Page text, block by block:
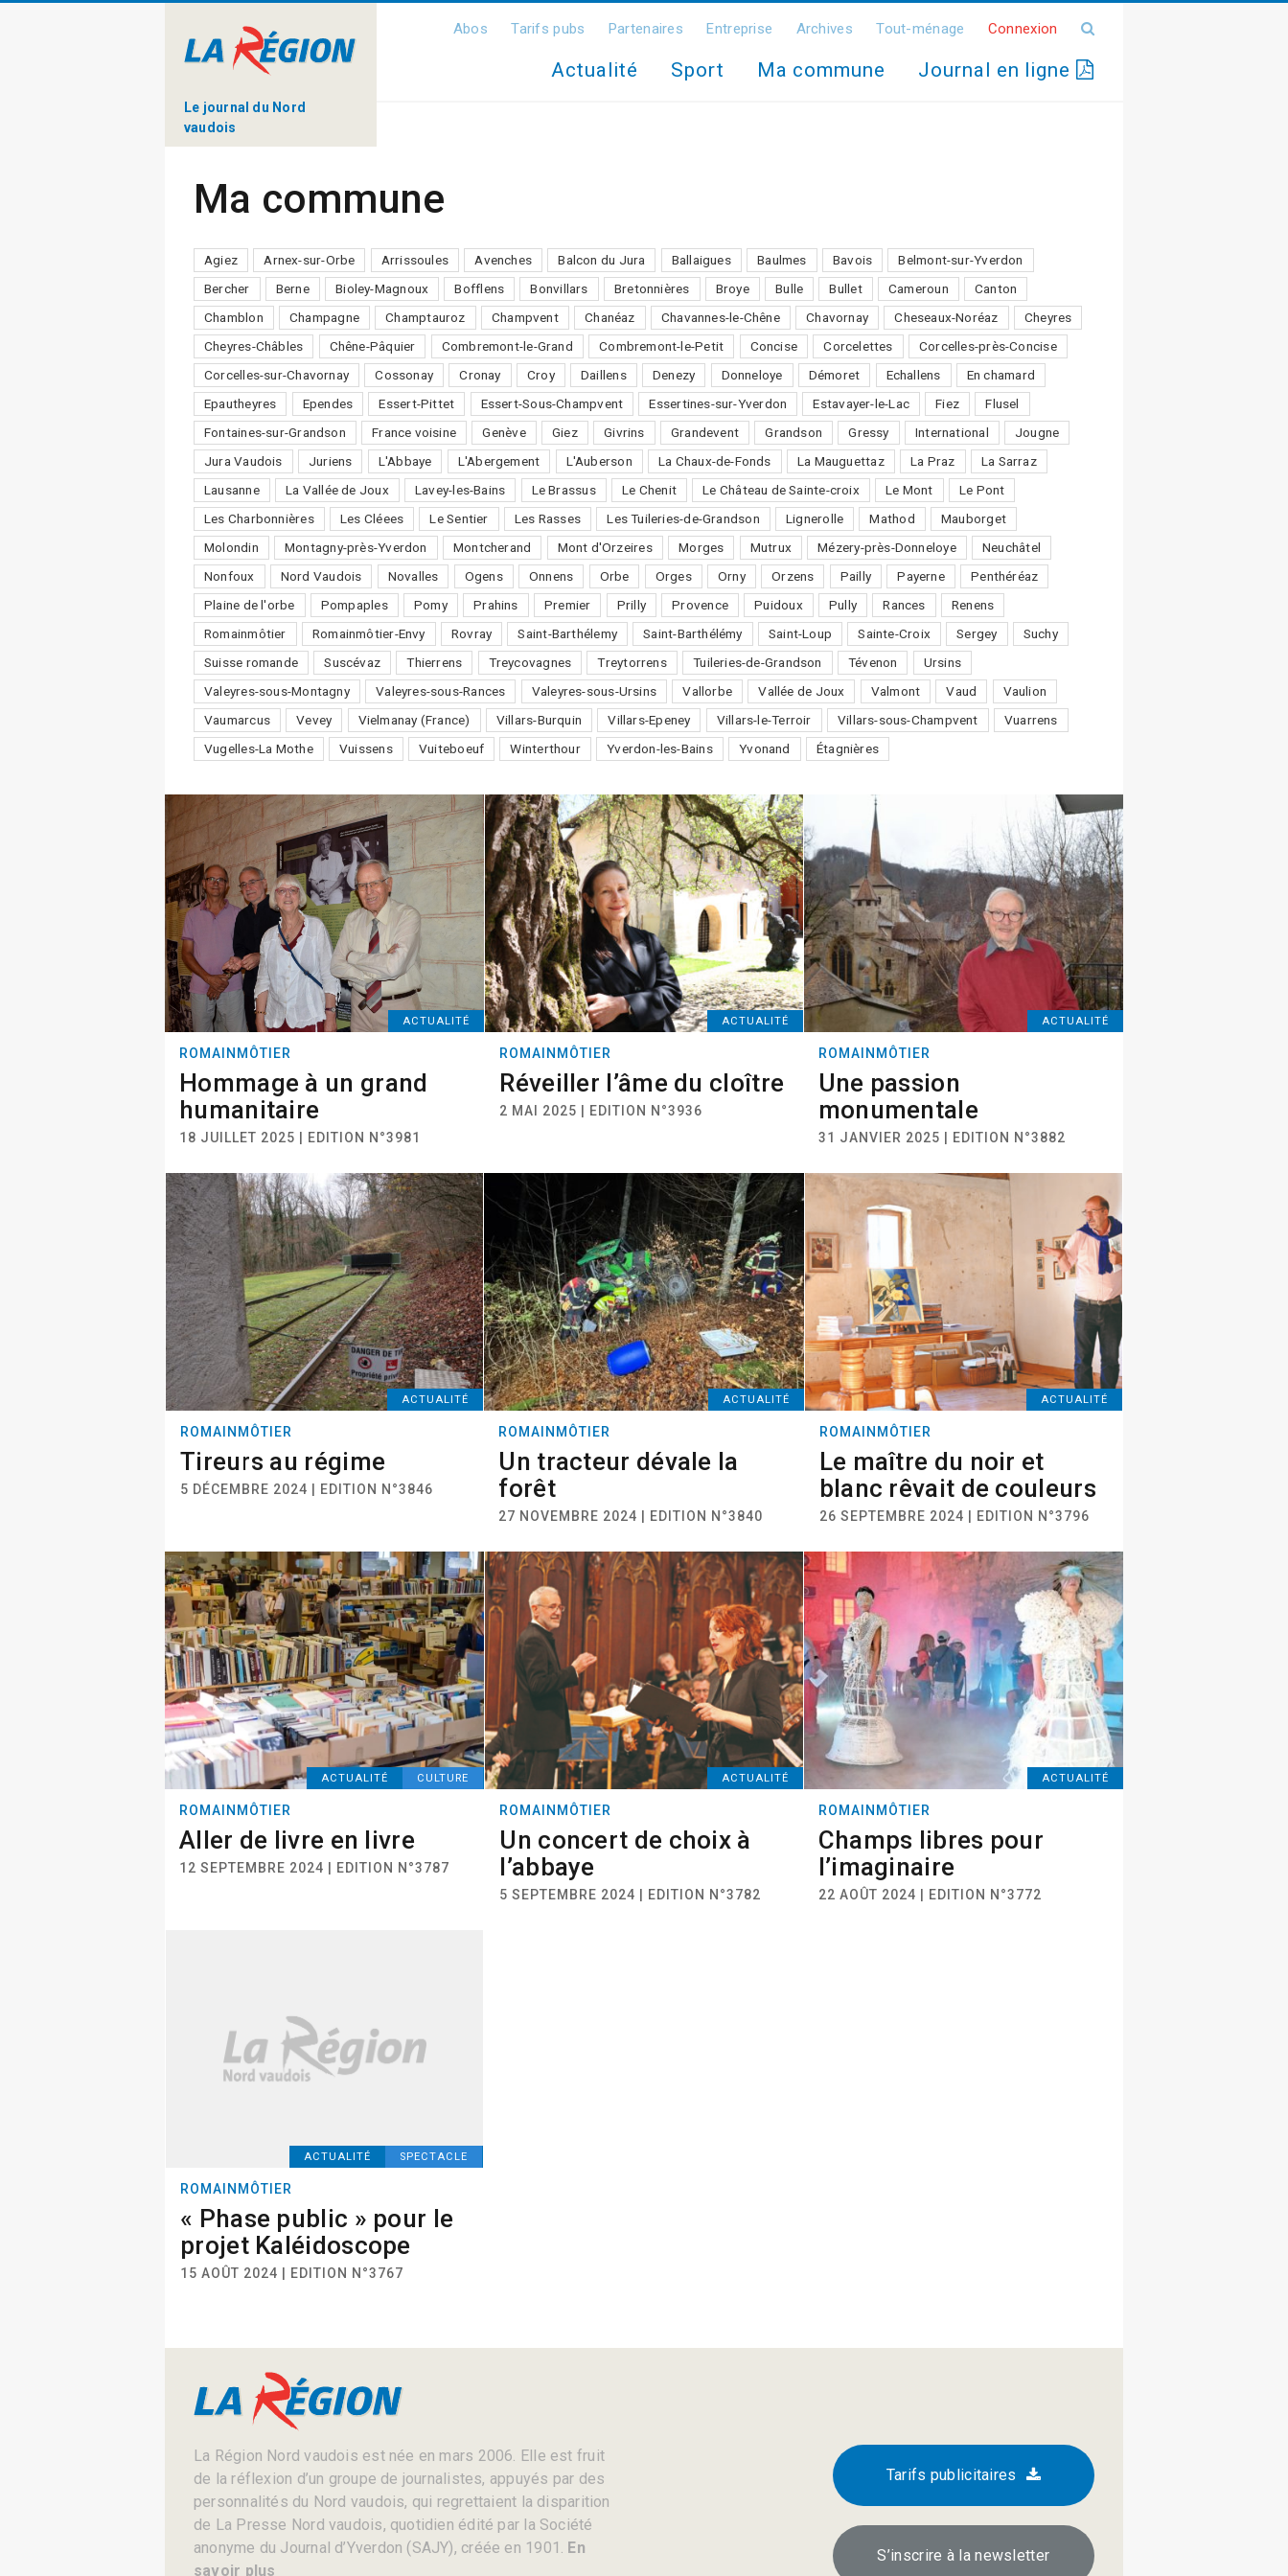
Le journal du Nord
vaudois
Abos Tarifs pubs Partenaires Entreprise Archives Tout-ménage Connexion
Actualité Sport Ma commune Journal en ligne
Ma commune
Agiez Arnex-sur-Orbe Arrissoules Avenches Balcon du Jura Ballaigues Baulmes Bavois
Belmont-sur-Yverdon
Bercher
Berne Bioley-Magnoux Bofflens Bonvillars Bretonnières Broye Bulle Bullet Cameroun
Canton
Chamblon
Champagne Champtauroz Champvent Chanéaz Chavannes-le-Chêne Chavornay Cheseaux-Noréaz
Cheyres
Cheyres-Châbles
Chêne-Pâquier Combremont-le-Grand Combremont-le-Petit Concise Corcelettes
Corcelles-près-Concise
Corcelles-sur-Chavornay
Cossonay Cronay Croy Daillens Denezy Donneloye Démoret Echallens
En chamard
Epautheyres
Ependes Essert-Pittet Essert-Sous-Champvent Essertines-sur-Yverdon Estavayer-le-Lac Fiez
Flusel
Fontaines-sur-Grandson
France voisine Genève Giez Givrins Grandevent Grandson Gressy International
Jougne
Jura Vaudois
Juriens L'Abbaye L'Abergement L'Auberson La Chaux-de-Fonds La Mauguettaz La Praz
La Sarraz
Lausanne
La Vallée de Joux Lavey-les-Bains Le Brassus Le Chenit Le Château de Sainte-croix Le Mont
Le Pont
Les Charbonnières
Les Cléees Le Sentier Les Rasses Les Tuileries-de-Grandson Lignerolle Mathod
Mauborget
Molondin
Montagny-près-Yverdon Montcherand Mont d'Orzeires Morges Mutrux Mézery-près-Donneloye
Neuchâtel
Nonfoux
Nord Vaudois Novalles Ogens Onnens Orbe Orges Orny Orzens Pailly Payerne
Penthéréaz
Plaine de l'orbe
Pompaples Pomy Prahins Premier Prilly Provence Puidoux Pully Rances
Renens
Romainmôtier
Romainmôtier-Envy Rovray Saint-Barthélemy Saint-Barthélémy Saint-Loup Sainte-Croix Sergey
Suchy
Suisse romande
Suscévaz Thierrens Treycovagnes Treytorrens Tuileries-de-Grandson Tévenon
Ursins
Valeyres-sous-Montagny
Valeyres-sous-Rances Valeyres-sous-Ursins Vallorbe Vallée de Joux Valmont Vaud
Vaulion
Vaumarcus
Vevey Vielmanay (France) Villars-Burquin Villars-Epeney Villars-le-Terroir Villars-sous-Champvent
Vuarrens
Vugelles-La Mothe
Vuissens Vuiteboeuf Winterthour Yverdon-les-Bains Yvonand Étagnières
ACTUALITÉ
ROMAINMÔTIER
Hommage à un grand
humanitaire
18 JUILLET 2025 | EDITION N°3981
ACTUALITÉ
ROMAINMÔTIER
Réveiller l’âme du cloître
2 MAI 2025 | EDITION N°3936
ACTUALITÉ
ROMAINMÔTIER
Une passion
monumentale
31 JANVIER 2025 | EDITION N°3882
ACTUALITÉ
ROMAINMÔTIER
Tireurs au régime
5 DÉCEMBRE 2024 | EDITION N°3846
ACTUALITÉ
ROMAINMÔTIER
Un tracteur dévale la
forêt
27 NOVEMBRE 2024 | EDITION N°3840
ACTUALITÉ
ROMAINMÔTIER
Le maître du noir et
blanc rêvait de couleurs
26 SEPTEMBRE 2024 | EDITION N°3796
ACTUALITÉ CULTURE
ROMAINMÔTIER
Aller de livre en livre
12 SEPTEMBRE 2024 | EDITION N°3787
ACTUALITÉ
ROMAINMÔTIER
Un concert de choix à
l’abbaye
5 SEPTEMBRE 2024 | EDITION N°3782
ACTUALITÉ
ROMAINMÔTIER
Champs libres pour
l’imaginaire
22 AOÛT 2024 | EDITION N°3772
ACTUALITÉ SPECTACLE
ROMAINMÔTIER
« Phase public » pour le
projet Kaléidoscope
15 AOÛT 2024 | EDITION N°3767
La Région Nord vaudois est née en mars 2006. Elle est fruit
de la réflexion d’un groupe de journalistes, appuyés par des
personnalités du Nord vaudois, qui regrettaient la disparition
de La Presse Nord vaudois, quotidien édité par la Société
anonyme du Journal d’Yverdon (SAJY), créée en 1901. En
savoir plus
Tarifs publicitaires
S’inscrire à la newsletter